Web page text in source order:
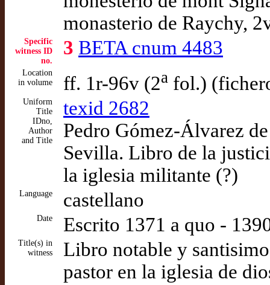
monasterio de Raychy,
Specific
witness ID
no.
3 BETA cnum 4483
Location
in volume
ff. 1r-96v (2a fol.)
Uniform
Title
IDno,
Author
and Title
texid 2682
Pedro Gómez-Álvarez
Sevilla. Libro de la
la iglesia militante (?)
Language castellano
Date Escrito 1371 a quo -
Title(s) in
witness
Libro notable y
pastor en la iglesia de